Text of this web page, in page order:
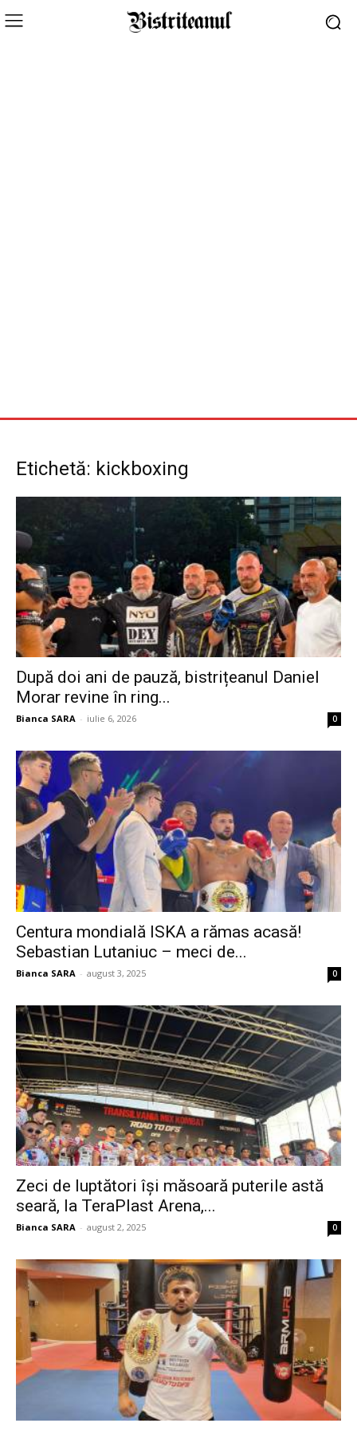
Etichetă: kickboxing
După doi ani de pauză, bistrițeanul Daniel
Morar revine în ring...
Bianca SARA - iulie 6, 2026 0
Centura mondială ISKA a rămas acasă!
Sebastian Lutaniuc – meci de...
Bianca SARA - august 3, 2025 0
Zeci de luptători își măsoară puterile astă
seară, la TeraPlast Arena,...
Bianca SARA - august 2, 2025 0